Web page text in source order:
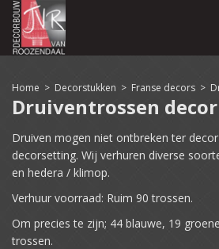
Home > Decorstukken > Franse decors >
Druiventrossen
Druiven mogen niet ontbreken ter
decorsetting. Wij verhuren diverse
en hedera / klimop.
Verhuur voorraad: Ruim 90 trossen.
Om precies te zijn; 44 blauwe, 19
trossen.